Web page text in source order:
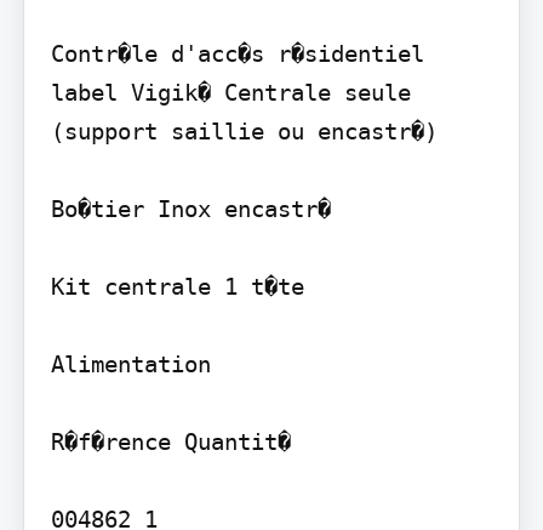
Contr�le d'acc�s r�sidentiel
label Vigik� Centrale seule
(support saillie ou encastr�)
Bo�tier Inox encastr�
Kit centrale 1 t�te
Alimentation
R�f�rence Quantit�
004862 1